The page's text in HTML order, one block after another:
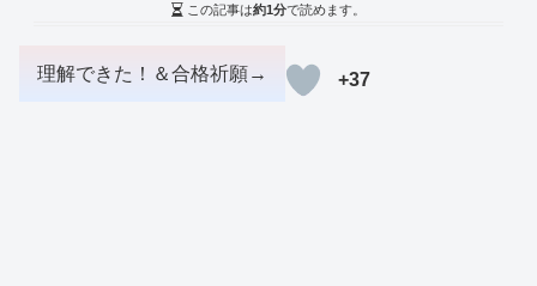
この記事は約1分で読めます。
+37